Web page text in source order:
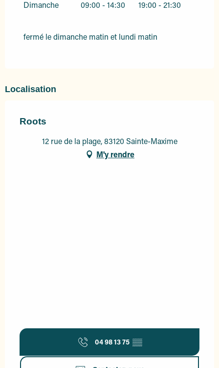
Dimanche 09:00 - 14:30 19:00 - 21:30
fermé le dimanche matin et lundi matin
Localisation
Roots
12 rue de la plage, 83120 Sainte-Maxime
M'y rendre
04 98 13 75 ▒▒